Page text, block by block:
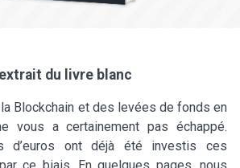
du livre blanc
Blockchain et des levées de fonds en
vous a certainement pas échappé.
d’euros ont déjà été investis ces